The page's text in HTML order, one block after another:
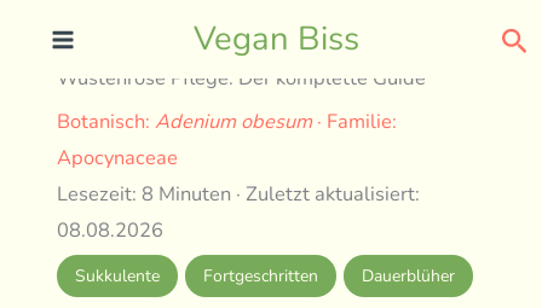
content
Vegan Biss
Wüstenrose Pflege: Der komplette Guide
Botanisch:Adenium obesum· Familie:
Apocynaceae
Lesezeit: 8 Minuten · Zuletzt aktualisiert:
08.08.2026
Sukkulente Fortgeschritten Dauerblüher